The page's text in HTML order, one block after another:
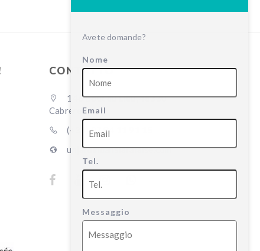
Bob “Bob” Bob
2 mesi fa
CONTATTO
146 Bout du Lieu, 46330
Cabrerets
(+33) 07 84 11 91 15
unjardindanslafalaise.com
Avete domande?
Nome
Email
Tel.
Messaggio